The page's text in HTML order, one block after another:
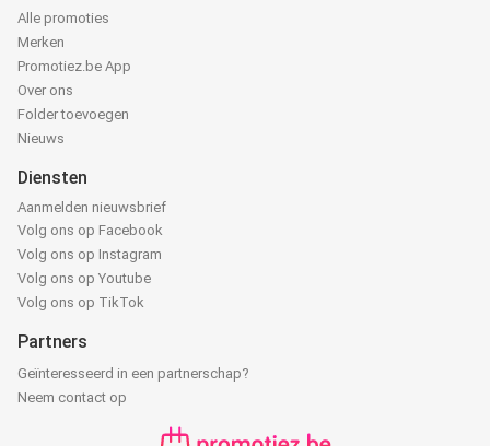
Alle promoties
Merken
Promotiez.be App
Over ons
Folder toevoegen
Nieuws
Diensten
Aanmelden nieuwsbrief
Volg ons op Facebook
Volg ons op Instagram
Volg ons op Youtube
Volg ons op TikTok
Partners
Geïnteresseerd in een partnerschap?
Neem contact op